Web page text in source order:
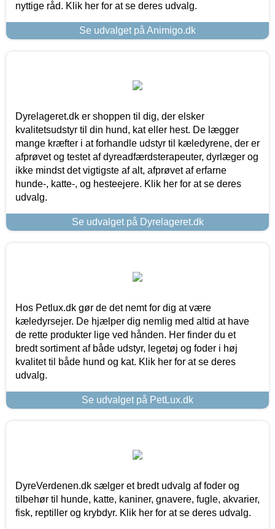
nyttige råd. Klik her for at se deres udvalg.
Se udvalget på Animigo.dk
Dyrelageret.dk er shoppen til dig, der elsker
kvalitetsudstyr til din hund, kat eller hest. De lægger
mange kræfter i at forhandle udstyr til kæledyrene, der er
afprøvet og testet af dyreadfærdsterapeuter, dyrlæger og
ikke mindst det vigtigste af alt, afprøvet af erfarne
hunde-, katte-, og hesteejere. Klik her for at se deres
udvalg.
Se udvalget på Dyrelageret.dk
Hos Petlux.dk gør de det nemt for dig at være
kæledyrsejer. De hjælper dig nemlig med altid at have
de rette produkter lige ved hånden. Her finder du et
bredt sortiment af både udstyr, legetøj og foder i høj
kvalitet til både hund og kat. Klik her for at se deres
udvalg.
Se udvalget på PetLux.dk
DyreVerdenen.dk sælger et bredt udvalg af foder og
tilbehør til hunde, katte, kaniner, gnavere, fugle, akvarier,
fisk, reptiller og krybdyr. Klik her for at se deres udvalg.